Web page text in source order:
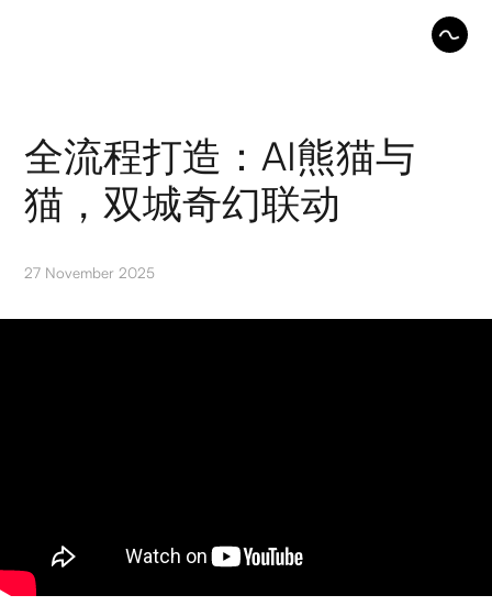
全流程打造：AI熊猫与
猫，双城奇幻联动
27 November 2025